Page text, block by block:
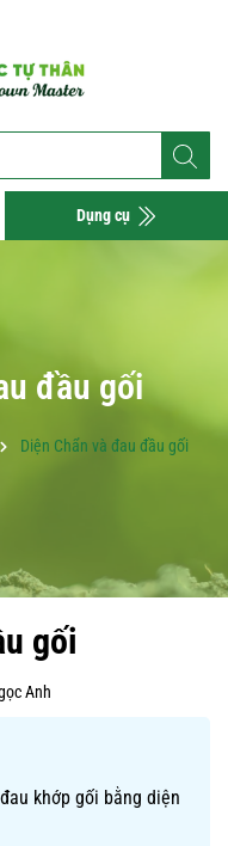
Dụng cụ
đầu gối
Diện Chẩn và đau đầu gối
gối
Anh
khớp gối bằng diện